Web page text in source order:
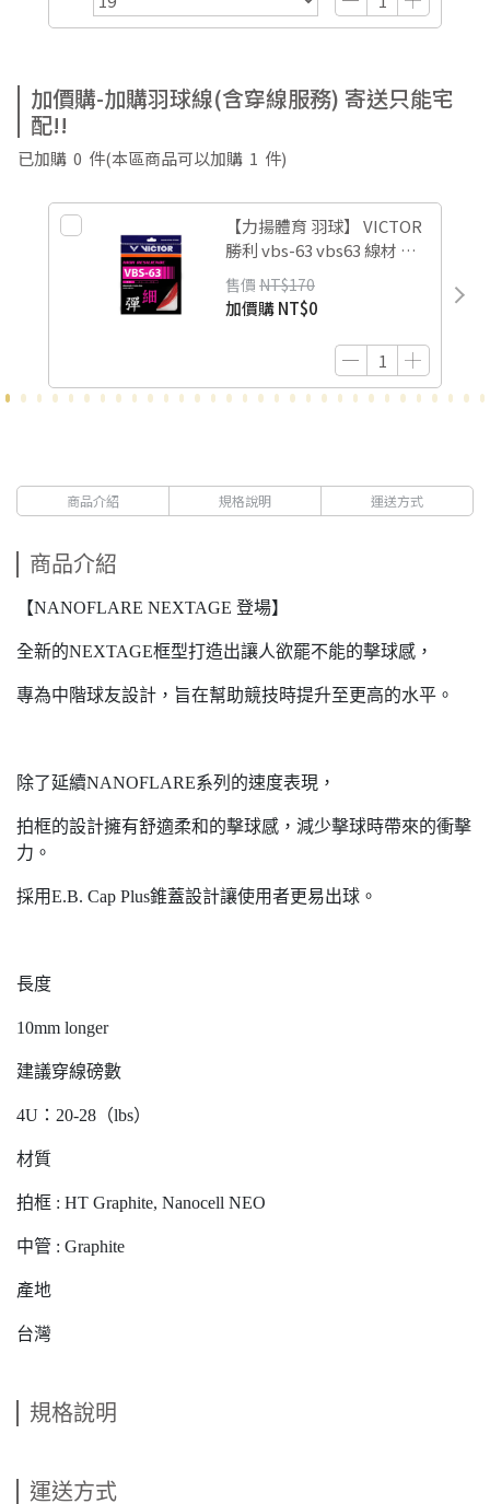
加價購-加購羽球線(含穿線服務) 寄送只能宅
配!!
已加購 0 件(本區商品可以加購 1 件)
【力揚體育 羽球】 VICTOR
勝利 vbs-63 vbs63 線材 羽
球線 超細線 0.63mm
售價 NT$170
加價購NT$0
商品介紹 規格說明 運送方式
商品介紹
【NANOFLARE NEXTAGE 登場】
全新的NEXTAGE框型打造出讓人欲罷不能的擊球感，
專為中階球友設計，旨在幫助競技時提升至更高的水平。
除了延續NANOFLARE系列的速度表現，
拍框的設計擁有舒適柔和的擊球感，減少擊球時帶來的衝擊
力。
採用E.B. Cap Plus錐蓋設計讓使用者更易出球。
長度
10mm longer
建議穿線磅數
4U：20-28（lbs）
材質
拍框 : HT Graphite, Nanocell NEO
中管 : Graphite
產地
台灣
規格說明
運送方式